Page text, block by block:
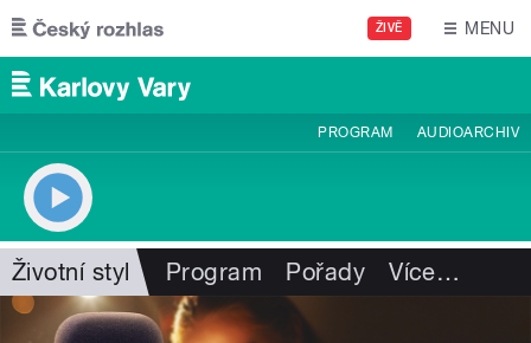
Přejít k hlavnímu obsahu
ŽIVĚ MENU
PROGRAM AUDIOARCHIV
Životní styl Program Pořady Více…